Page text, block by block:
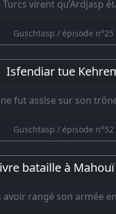
Guschtasp / épisode n°25
Isfendiar tue
Guschtasp / épisode n°52
bataille à